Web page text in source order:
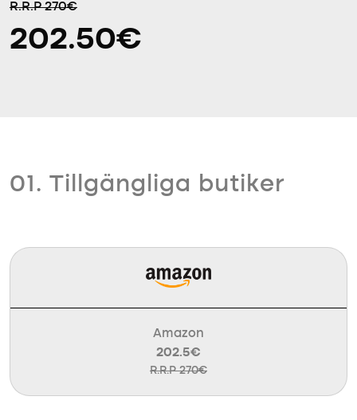
R.R.P 270€
202.50€
01. Tillgängliga butiker
Amazon
202.5€
R.R.P 270€